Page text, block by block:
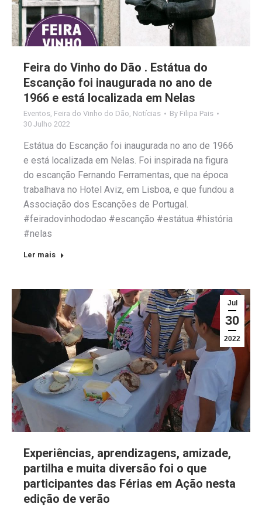
Feira do Vinho do Dão . Estátua do
Escanção foi inaugurada no ano de
1966 e está localizada em Nelas
Eventos Feira do Vinho do Dão Notícias By Filipa Pais
30 Julho 2022
Estátua do Escanção foi inaugurada no ano de 1966
e está localizada em Nelas. Foi inspirada na figura
do escanção Fernando Ferramentas, que na época
trabalhava no Hotel Aviz, em Lisboa, e que fundou a
Associação dos Escanções de Portugal.
#feiradovinhododao #escanção #estátua #história
#nelas
Ler mais
Jul
30
2022
Experiências, aprendizagens, amizade,
partilha e muita diversão foi o que
participantes das Férias em Ação nesta
edição de verão